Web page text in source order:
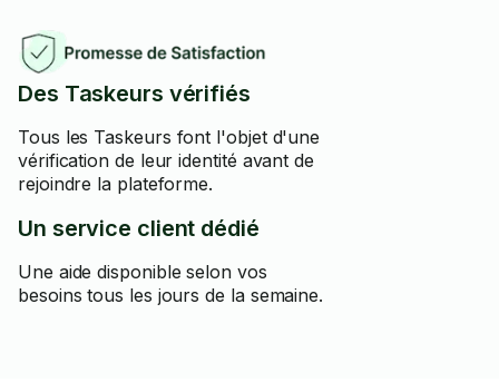
Des Taskeurs vérifiés
Tous les Taskeurs font l'objet d'une
vérification de leur identité avant de
rejoindre la plateforme.
Un service client dédié
Une aide disponible selon vos
besoins tous les jours de la semaine.